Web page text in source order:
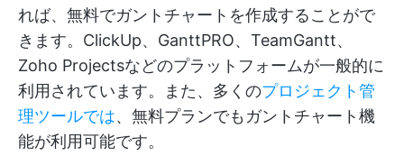
れば、無料でガントチャートを作成することがで
きます。ClickUp、GanttPRO、TeamGantt、
Zoho Projectsなどのプラットフォームが一般的に
利用されています。また、多くのプロジェクト管
理ツールでは、無料プランでもガントチャート機
能が利用可能です。